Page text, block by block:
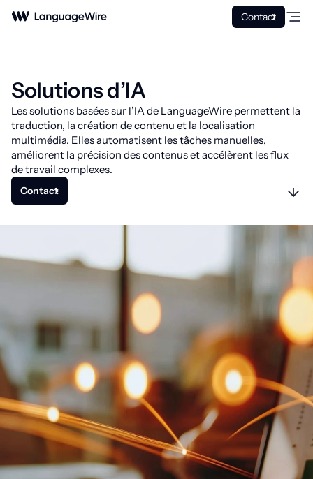
Contact
Solutions d’IA
Les solutions basées sur l’IA de LanguageWire permettent la
traduction, la création de contenu et la localisation
multimédia. Elles automatisent les tâches manuelles,
améliorent la précision des contenus et accélèrent les flux
de travail complexes.
Contact